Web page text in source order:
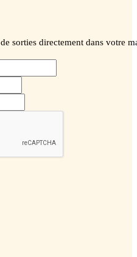
sorties directement dans votre